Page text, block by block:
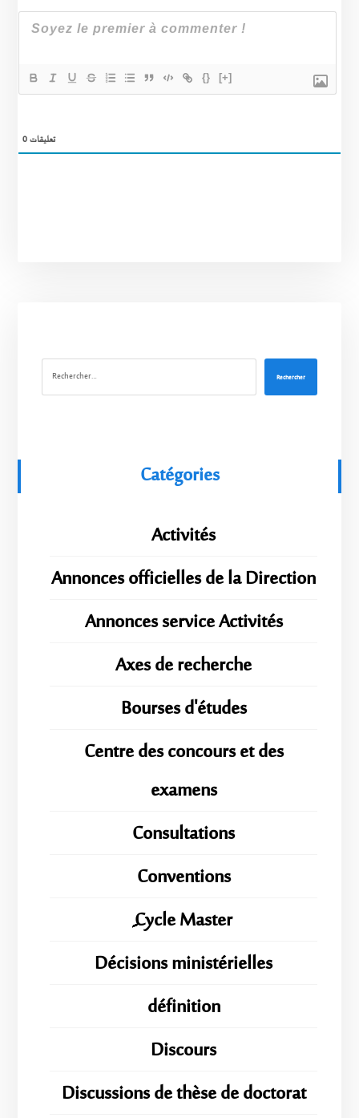
{} [+]
0تعليقات
Rechercher
Catégories
Activités
Annonces officielles de la Direction
Annonces service Activités
Axes de recherche
Bourses d'études
Centre des concours et des
examens
Consultations
Conventions
ِِِCycle Master
Décisions ministérielles
définition
Discours
Discussions de thèse de doctorat